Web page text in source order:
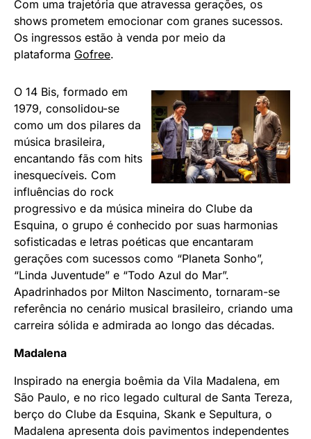
Com uma trajetória que atravessa gerações, os
shows prometem emocionar com granes sucessos.
Os ingressos estão à venda por meio da
plataforma Gofree.
O 14 Bis, formado em
1979, consolidou-se
como um dos pilares da
música brasileira,
encantando fãs com hits
inesquecíveis. Com
influências do rock
progressivo e da música mineira do Clube da
Esquina, o grupo é conhecido por suas harmonias
sofisticadas e letras poéticas que encantaram
gerações com sucessos como “Planeta Sonho”,
“Linda Juventude” e “Todo Azul do Mar”.
Apadrinhados por Milton Nascimento, tornaram-se
referência no cenário musical brasileiro, criando uma
carreira sólida e admirada ao longo das décadas.
Madalena
Inspirado na energia boêmia da Vila Madalena, em
São Paulo, e no rico legado cultural de Santa Tereza,
berço do Clube da Esquina, Skank e Sepultura, o
Madalena apresenta dois pavimentos independentes